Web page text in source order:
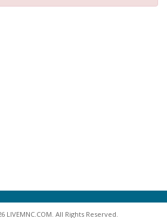
LIVEMNC.COM. All Rights Reserved.